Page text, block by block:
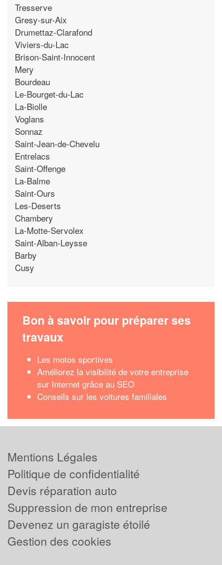
Tresserve
Gresy-sur-Aix
Drumettaz-Clarafond
Viviers-du-Lac
Brison-Saint-Innocent
Mery
Bourdeau
Le-Bourget-du-Lac
La-Biolle
Voglans
Sonnaz
Saint-Jean-de-Chevelu
Entrelacs
Saint-Offenge
La-Balme
Saint-Ours
Les-Deserts
Chambery
La-Motte-Servolex
Saint-Alban-Leysse
Barby
Cusy
Bon à savoir pour préparer ses
travaux
Les motos sportives
Améliorez la visibilité de votre entreprise
sur Internet grâce au SEO
Conseils sur les voitures familiales
Mentions Légales
Politique de confidentialité
Devis réparation auto
Suppression de mon entreprise
Devenez un garagiste étoilé
Gestion des cookies